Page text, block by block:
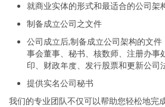
就商业实体的形式和最适合的公司架
制备成立公司之文件
公司成立后,制备成立公司架构的文
事会董事、秘书、核数师、注册办事
印、财政年度、发行股票和更新公司
提供实名公司秘书
我们的专业团队不仅可以帮助您轻松地完